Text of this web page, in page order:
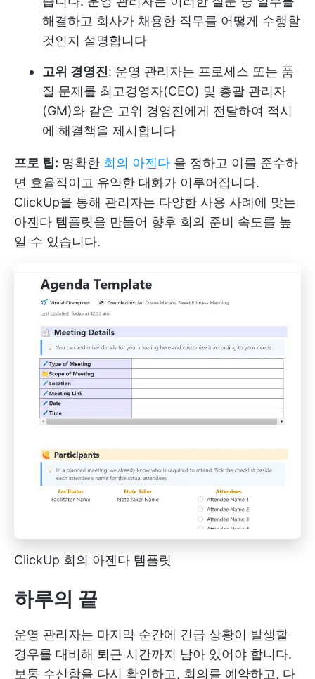
해결하고 회사가 채용한 직무를 어떻게 수행할
것인지 설명합니다
고위 경영진: 운영 관리자는 프로세스 또는 품
질 문제를 최고경영자(CEO) 및 총괄 관리자
(GM)와 같은 고위 경영진에게 전달하여 적시
에 해결책을 제시합니다
프로 팁: 명확한 회의 아젠다 을 정하고 이를 준수하
면 효율적이고 유익한 대화가 이루어집니다.
ClickUp을 통해 관리자는 다양한 사용 사례에 맞는
아젠다 템플릿을 만들어 향후 회의 준비 속도를 높
일 수 있습니다.
ClickUp 회의 아젠다 템플릿
하루의 끝
운영 관리자는 마지막 순간에 긴급 상황이 발생할
경우를 대비해 퇴근 시간까지 남아 있어야 합니다.
보통 수신함을 다시 확인하고, 회의를 예약하고, 다